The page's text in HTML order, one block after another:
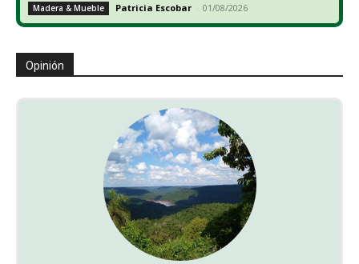
Madera & Mueble Patricia Escobar - 01/08/2026
Opinión